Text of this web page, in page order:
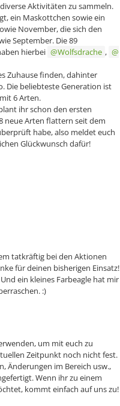
Aktivitäten zu sammeln.
ein Maskottchen sowie ein
November, die sich den
September. Die 89
hierbei
Wolfsdrache ,
Zuhause finden, dahinter
Die beliebteste Generation ist
6 Arten.
ihr schon den ersten
neue Arten flattern seit dem
habe, also meldet euch
Glückwunsch dafür!
tatkräftig bei den Aktionen
für deinen bisherigen Einsatz!
ein kleines Farbeagle hat mir
:)
um mit euch zu
Zeitpunkt noch nicht fest.
Änderungen im Bereich usw.,
Wenn ihr zu einem
kommt einfach auf uns zu!